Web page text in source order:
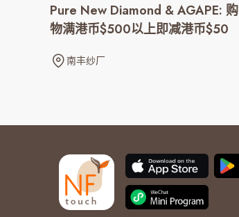
Pure New Diamond & AGAPE: 购
物满港币$500以上即减港币$50
南丰纱厂